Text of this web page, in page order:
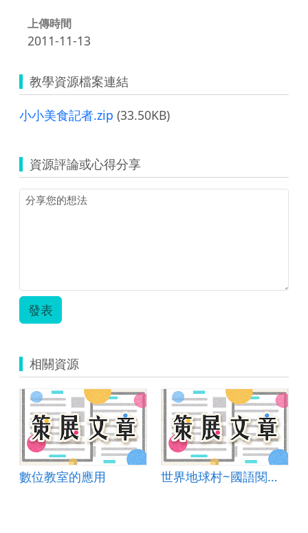
上傳時間
2011-11-13
教學資源檔案連結
小小美食記者.zip (33.50KB)
資源評論或心得分享
發表
相關資源
數位教室的應用 世界地球村~國語閱讀理解測驗與APP的完美結合